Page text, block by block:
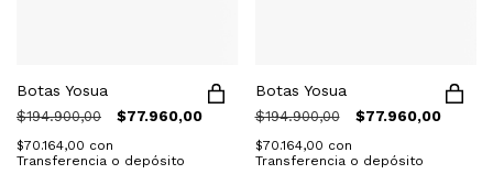
Botas Yosua
$194.900,00 $77.960,00
$70.164,00 con
Transferencia o depósito
Botas Yosua
$194.900,00 $77.960,00
$70.164,00 con
Transferencia o depósito